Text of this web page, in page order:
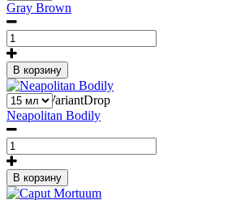
Gray Brown
В корзину
1Liquid::VariantDrop
Neapolitan Bodily
В корзину